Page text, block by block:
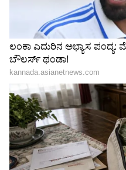
ಗೋವಧೆಗೆ ಕಾನೂನಿನಲ್ಲಿ
LATEST VIDEOS
"ರಾಜಕೀಯ ಬೇಡ,
ಕನಕೋತ್ಸವದಲ್ಲಿ ರಿಷಬ್
Shetty speech |
ಶೇ.50 ರಿಂದ ಶೇ.18 ಕ್ಕೆ
ಟ್ರಂಪ್ ಐತಿಹಾಸಿಕ ಒಪ್ಪಂದ
Trade Deal | Party